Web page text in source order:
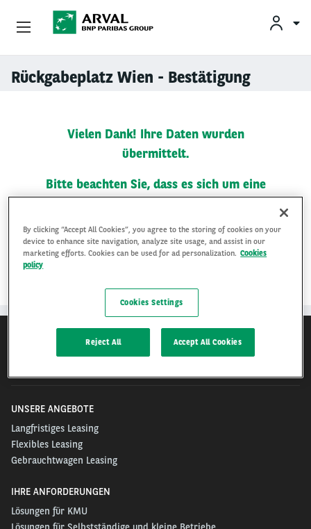
Direkt zum Inhalt
Rückgabeplatz Wien - Bestätigung
Vielen Dank! Ihre Daten wurden
übermittelt.
Bitte beachten Sie, dass es sich um eine
Wunschtermin bereits vergeben sein, so
wird sich unser Rückgabepartner mit Ihnen
in Verbindung setzen.
UNSERE ANGEBOTE
Langfristiges Leasing
Flexibles Leasing
Gebrauchtwagen Leasing
IHRE ANFORDERUNGEN
Lösungen für KMU
Unsere Angebote
Mobilitätslösungen
Über Arval
By clicking “Accept All Cookies”, you agree to the storing of cookies on your
device to enhance site navigation, analyze site usage, and assist in our
marketing efforts. Cookies can be used for ad personalization. Cookies
policy
Cookies Settings
Reject All Accept All Cookies